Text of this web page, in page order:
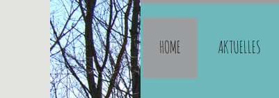
HOME AKTUELLES